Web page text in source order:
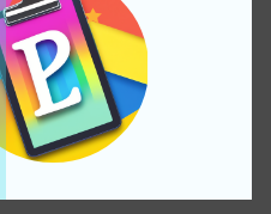
połącz mapę
mapę